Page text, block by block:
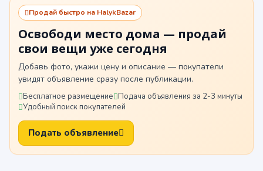
Продай быстро на HalykBazar
Освободи место дома — продай
свои вещи уже сегодня
Добавь фото, укажи цену и описание — покупатели
увидят объявление сразу после публикации.
Бесплатное размещение Подача объявления за 2-3 минуты
Удобный поиск покупателей
Подать объявление